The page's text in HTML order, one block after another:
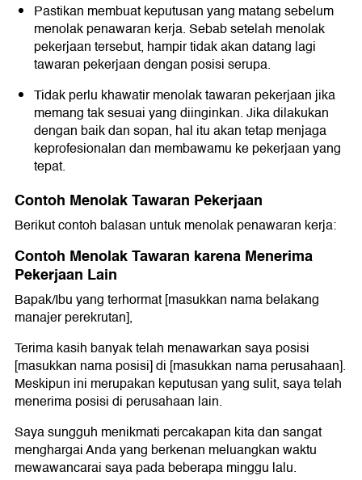
Pastikan membuat keputusan yang matang sebelum
menolak penawaran kerja. Sebab setelah menolak
pekerjaan tersebut, hampir tidak akan datang lagi
tawaran pekerjaan dengan posisi serupa.
Tidak perlu khawatir menolak tawaran pekerjaan jika
memang tak sesuai yang diinginkan. Jika dilakukan
dengan baik dan sopan, hal itu akan tetap menjaga
keprofesionalan dan membawamu ke pekerjaan yang
tepat.
Contoh Menolak Tawaran Pekerjaan
Berikut contoh balasan untuk menolak penawaran kerja:
Contoh Menolak Tawaran karena Menerima
Pekerjaan Lain
Bapak/Ibu yang terhormat [masukkan nama belakang
manajer perekrutan],
Terima kasih banyak telah menawarkan saya posisi
[masukkan nama posisi] di [masukkan nama perusahaan].
Meskipun ini merupakan keputusan yang sulit, saya telah
menerima posisi di perusahaan lain.
Saya sungguh menikmati percakapan kita dan sangat
menghargai Anda yang berkenan meluangkan waktu
mewawancarai saya pada beberapa minggu lalu.